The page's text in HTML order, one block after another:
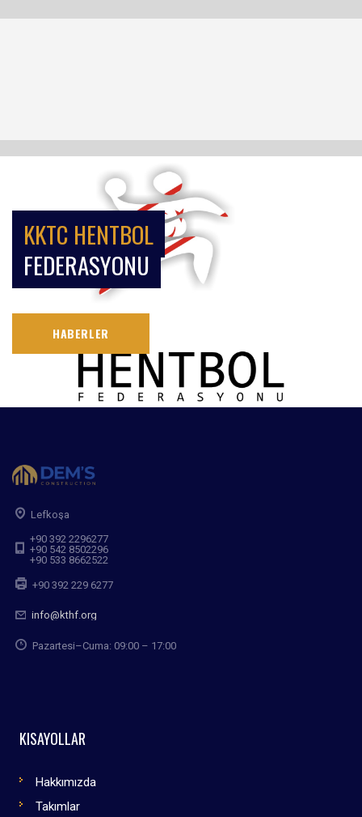
KKTC HENTBOL
FEDERASYONU
HABERLER
Lefkoşa
+90 392 2296277
+90 542 8502296
+90 533 8662522
+90 392 229 6277
info@kthf.org
Pazartesi–Cuma: 09:00 – 17:00
KISAYOLLAR
Hakkımızda
Takımlar